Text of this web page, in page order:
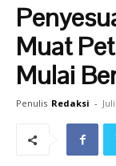
Muat
Mulai
Penulis Redaksi -